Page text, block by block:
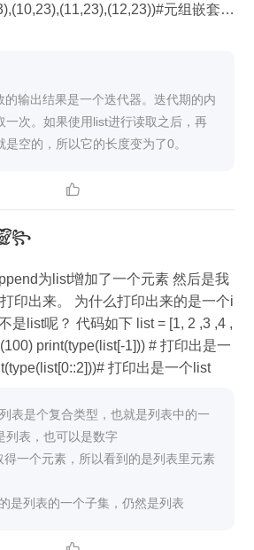
元组嵌套
zodiac_day=filter(lambda x:x<=
是一种迭代器的类型，每读取一个
少一个 print(list(zodiac_day)) zodiac
显示内容，len
个数,如果是元组嵌套，无法数出长度
，就会影响print(zodiac_len)的结
的输出结果是一个迭代器。迭代期的内
一次。如果使用list进行读取之后，再
是空的，所以它的长度变为了0。

为list增加了一个元素 然后是我
印出来。 为什么打印出来的是一个i
如下 list = [1, 2 ,3 ,4 ,
print(type(list[-1])) # 打印出是一
个int类型 print(type(list[0::2]))# 打印出是一个list
表是个复合类型，也就是列表中的一
列表，也可以是数字
得一个元素，所以看到的是列表里元素
是列表的一个子集，仍然是列表